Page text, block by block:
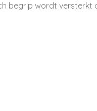
begrip wordt